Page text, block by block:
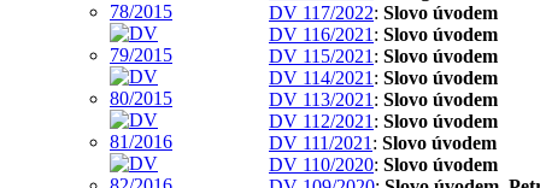
DV 117/2022: Slovo úvodem
DV 116/2021 : Slovo úvodem
DV 115/2021 : Slovo úvodem
DV 114/2021 : Slovo úvodem
DV 113/2021 : Slovo úvodem
DV 112/2021 : Slovo úvodem
DV 111/2021 : Slovo úvodem
DV 110/2020: Slovo úvodem